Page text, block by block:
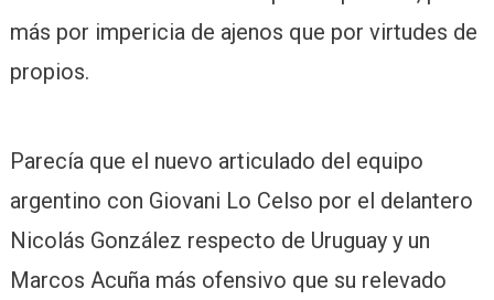
más por impericia de ajenos que por virtudes de
propios.
Parecía que el nuevo articulado del equipo
argentino con Giovani Lo Celso por el delantero
Nicolás González respecto de Uruguay y un
Marcos Acuña más ofensivo que su relevado